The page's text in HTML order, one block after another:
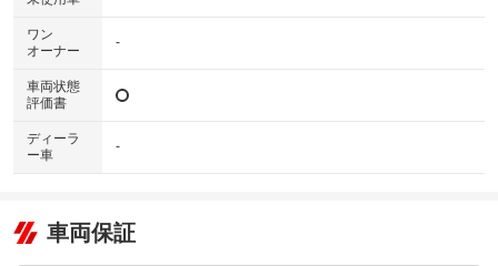
ワン
オーナー
-
車両状態
評価書
ディーラ
ー車
-
車両保証